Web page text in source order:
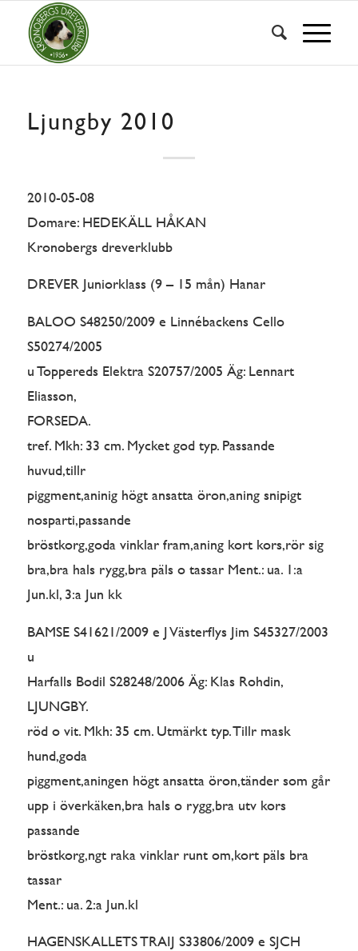
Ljungby 2010
2010-05-08
Domare: HEDEKÄLL HÅKAN
Kronobergs dreverklubb
DREVER Juniorklass (9 – 15 mån) Hanar
BALOO S48250/2009 e Linnébackens Cello
S50274/2005
u Toppereds Elektra S20757/2005 Äg: Lennart
Eliasson,
FORSEDA.
tref. Mkh: 33 cm. Mycket god typ. Passande
huvud,tillr
piggment,aninig högt ansatta öron,aning snipigt
nosparti,passande
bröstkorg,goda vinklar fram,aning kort kors,rör sig
bra,bra hals rygg,bra päls o tassar Ment.: ua. 1:a
Jun.kl, 3:a Jun kk
BAMSE S41621/2009 e J Västerflys Jim S45327/2003
u
Harfalls Bodil S28248/2006 Äg: Klas Rohdin,
LJUNGBY.
röd o vit. Mkh: 35 cm. Utmärkt typ. Tillr mask
hund,goda
piggment,aningen högt ansatta öron,tänder som går
upp i överkäken,bra hals o rygg,bra utv kors
passande
bröstkorg,ngt raka vinklar runt om,kort päls bra
tassar
Ment.: ua. 2:a Jun.kl
HAGENSKALLETS TRAIJ S33806/2009 e SJCH